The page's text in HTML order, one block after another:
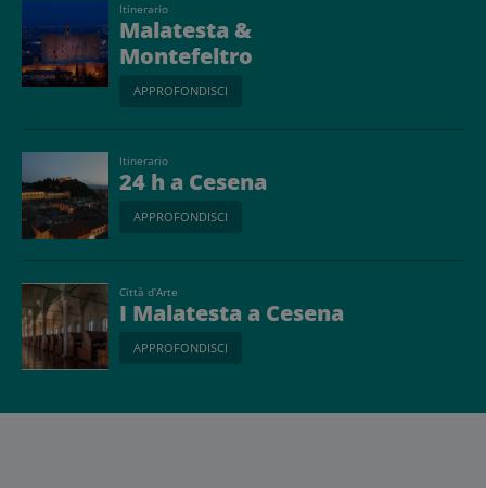
Itinerario
Malatesta &
Montefeltro
APPROFONDISCI
Itinerario
24 h a Cesena
APPROFONDISCI
Città d’Arte
I Malatesta a Cesena
APPROFONDISCI